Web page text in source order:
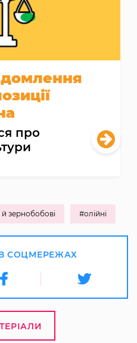
про
й зернобобові #олійні
СОЦМЕРЕЖАХ